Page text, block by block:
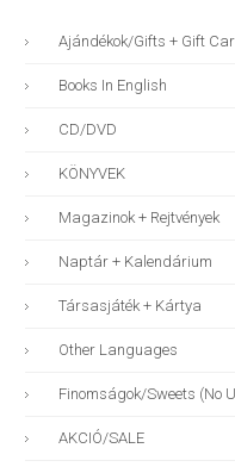
Ajándékok/gifts + Gift
Books In English
CD/DVD
KÖNYVEK
Magazinok + Rejtvények
Naptár + Kalendárium
Társasjáték + Kártya
Other Languages
Finomságok/sweets (no
AKCIÓ/SALE